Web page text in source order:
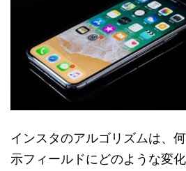
インスタのアルゴリズムは、
示フィールドにどのような変